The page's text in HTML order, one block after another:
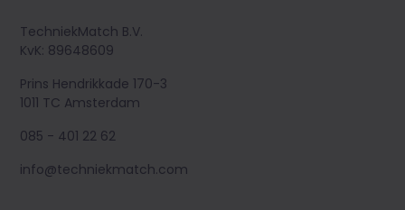
TechniekMatch B.V.
KvK: 89648609
Prins Hendrikkade 170-3
1011 TC Amsterdam
085 - 401 22 62
info@techniekmatch.com